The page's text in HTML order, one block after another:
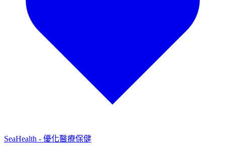
SeaHealth - 優化醫療保健